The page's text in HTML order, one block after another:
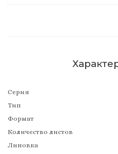
Серия
Тип
Формат
Количество листов
Линовка